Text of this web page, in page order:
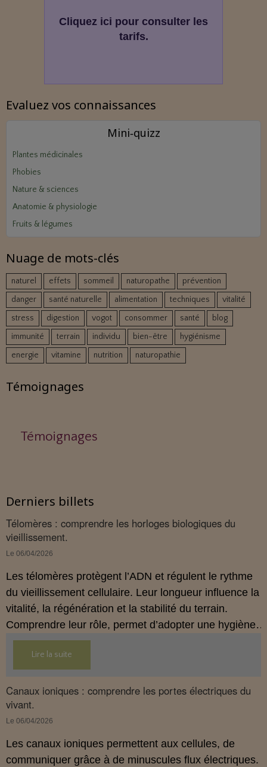
Cliquez ici pour consulter les
tarifs.
Evaluez vos connaissances
Mini‑quizz
Plantes médicinales
Phobies
Nature & sciences
Anatomie & physiologie
Fruits & légumes
Nuage de mots-clés
naturel effets sommeil naturopathe
prévention
danger
santé naturelle alimentation techniques
vitalité
stress
digestion vogot consommer santé
blog
immunité
terrain individu bien-être
hygiénisme
energie
vitamine nutrition naturopathie
Témoignages
Témoignages
Derniers billets
Télomères : comprendre les horloges biologiques du
vieillissement.
Le 06/04/2026
Les télomères protègent l’ADN et régulent le rythme
du vieillissement cellulaire. Leur longueur influence la
vitalité, la régénération et la stabilité du terrain.
Comprendre leur rôle, permet d’adopter une hygiène
de vie plus cohérente et plus préventive.
Lire la suite
Canaux ioniques : comprendre les portes électriques du
vivant.
Le 06/04/2026
Les canaux ioniques permettent aux cellules, de
communiquer grâce à de minuscules flux électriques.